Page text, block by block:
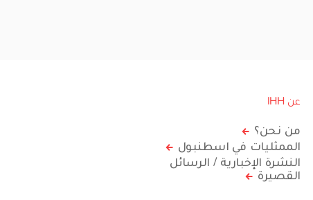
عن IHH
من نحن؟
الممثليات في اسطنبول
النشرة الإخبارية / الرسائل
القصيرة